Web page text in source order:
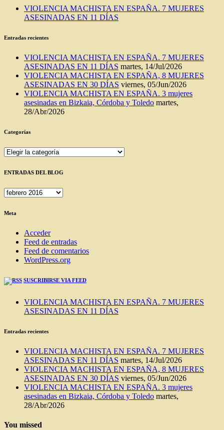
VIOLENCIA MACHISTA EN ESPAÑA. 7 MUJERES
ASESINADAS EN 11 DÍAS
Entradas recientes
VIOLENCIA MACHISTA EN ESPAÑA. 7 MUJERES
ASESINADAS EN 11 DÍAS martes, 14/Jul/2026
VIOLENCIA MACHISTA EN ESPAÑA, 8 MUJERES
ASESINADAS EN 30 DÍAS viernes, 05/Jun/2026
VIOLENCIA MACHISTA EN ESPAÑA. 3 mujeres
asesinadas en Bizkaia, Córdoba y Toledo martes,
28/Abr/2026
Categorías
Categorías
ENTRADAS DEL BLOG
ENTRADAS
BLOG
Meta
Acceder
Feed de entradas
Feed de comentarios
WordPress.org
SUSCRIBIRSE VIA FEED
VIOLENCIA MACHISTA EN ESPAÑA. 7 MUJERES
ASESINADAS EN 11 DÍAS
Entradas recientes
VIOLENCIA MACHISTA EN ESPAÑA. 7 MUJERES
ASESINADAS EN 11 DÍAS martes, 14/Jul/2026
VIOLENCIA MACHISTA EN ESPAÑA, 8 MUJERES
ASESINADAS EN 30 DÍAS viernes, 05/Jun/2026
VIOLENCIA MACHISTA EN ESPAÑA. 3 mujeres
asesinadas en Bizkaia, Córdoba y Toledo martes,
28/Abr/2026
You missed